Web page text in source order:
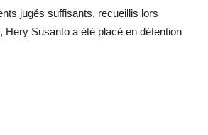
jugés suffisants, recueillis lors
Hery Susanto a été placé en détention